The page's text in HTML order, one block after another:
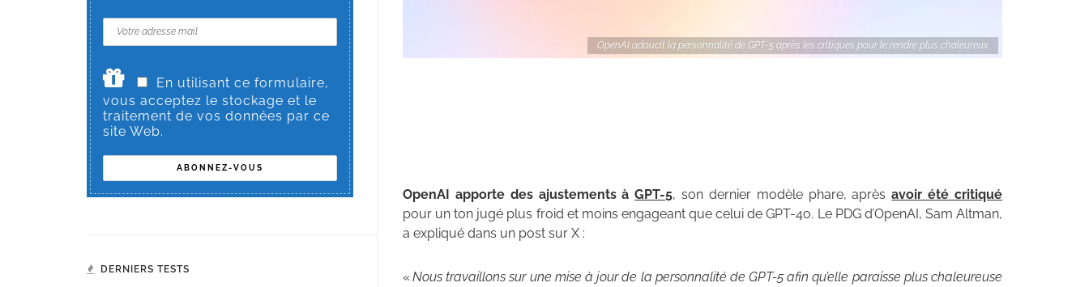
OpenAI adoucit la personnalité de GPT-5 après les critiques pour le rendre plus chaleureux
OpenAI apporte des ajustements àGPT-5, son dernier modèle phare, aprèsavoir été critiqué
pour un ton jugé plus froid et moins engageant que celui de GPT-4o. Le PDG d’OpenAI, Sam Altman,
a expliqué dans un post sur X :
«Nous travaillons sur une mise à jour de la personnalité de GPT-5 afin qu’elle paraisse plus chaleureuse
En utilisant ce formulaire,
vous acceptez le stockage et le
traitement de vos données par ce
site Web.
DERNIERS TESTS